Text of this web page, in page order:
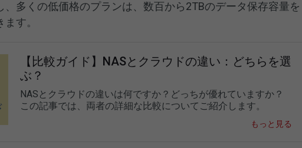
、多くの低価格のプランは、数百から2TBのデータ保存容量を
す。
【比較ガイド】NASとクラウドの違い：どちらを選
ぶ？
NASとクラウドの違いは何ですか？どっちが優れていますか？
この記事では、両者の詳細な比較についてご紹介します。
もっと見る